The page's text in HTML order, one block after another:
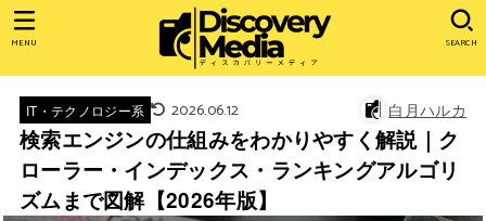
SEARCH
MENU
IT・テクノロジー系 2026.06.12 白月ハルカ
検索エンジンの仕組みをわかりやすく解説｜ク
ローラー・インデックス・ランキングアルゴリ
ズムまで図解【2026年版】